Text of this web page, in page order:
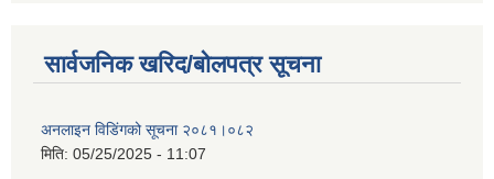
सार्वजनिक खरिद/बोलपत्र सूचना
अनलाइन विडि‌ं‍गको सूचना २०८१।०८२
मिति: 05/25/2025 - 11:07